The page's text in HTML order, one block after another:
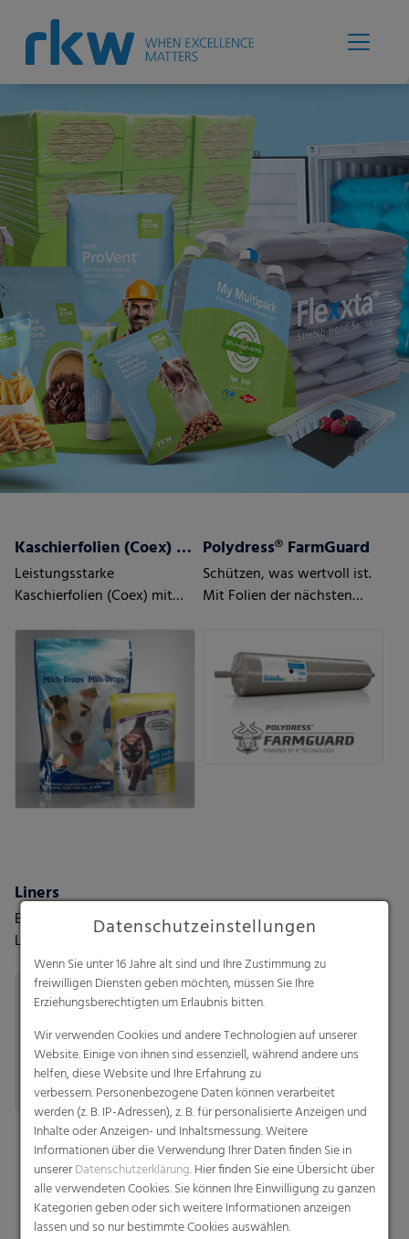
Kaschierfolien (Coex) mit/ohne Barriere
Leistungsstarke
Kaschierfolien (Coex) mit
Polydress® FarmGuard
Schützen, was wertvoll ist.
Mit Folien der nächsten
Liners
Box-Liner, Octabin & FIBC
Liners, Container-LinersDatenschutzeinstellungen
Wenn Sie unter 16 Jahre alt sind und Ihre Zustimmung zu
freiwilligen Diensten geben möchten, müssen Sie Ihre
Erziehungsberechtigten um Erlaubnis bitten.
Wir verwenden Cookies und andere Technologien auf unserer
Website. Einige von ihnen sind essenziell, während andere uns
helfen, diese Website und Ihre Erfahrung zu
verbessern. Personenbezogene Daten können verarbeitet
werden (z. B. IP-Adressen), z. B. für personalisierte Anzeigen und
Inhalte oder Anzeigen- und Inhaltsmessung. Weitere
Informationen über die Verwendung Ihrer Daten finden Sie in
unsererDatenschutzerklärung. Hier finden Sie eine Übersicht über
alle verwendeten Cookies. Sie können Ihre Einwilligung zu ganzen
Kategorien geben oder sich weitere Informationen anzeigen
lassen und so nur bestimmte Cookies auswählen.